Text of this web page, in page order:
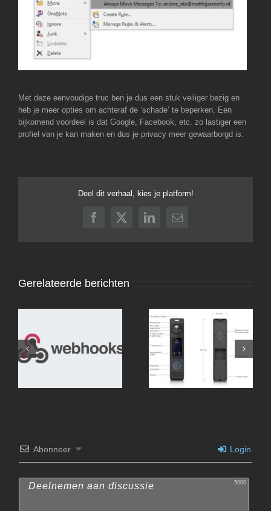
Met deze eenvoudige truc ben je dus een stuk veiliger bezig en
heb je meer opties om achteraf de ‘schade’ te beperken. Een
bijkomend voordeel is dat Google, Facebook, etc. zo lastiger een
profiel van je kan maken en dus je privacy meer gewaarborgd is.
Deel dit verhaal, kies je platform!
Facebook
X LinkedIn
E-
Gerelateerde berichten
Webhooks met Home-
Assistant en Unifi
Abonneer Login
5000